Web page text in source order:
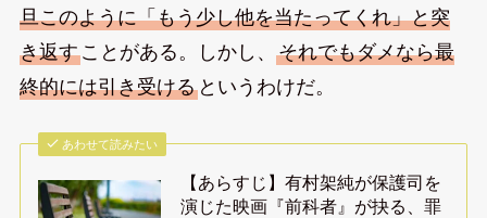
旦このように「もう少し他を当たってくれ」と突
き返すことがある。しかし、 それでもダメなら最
終的には引き受けるというわけだ。
あわせて読みたい
【あらすじ】有村架純が保護司を
演じた映画『前科者』が抉る、罪